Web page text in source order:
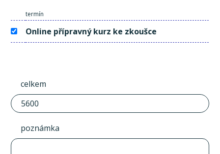
termín
Online přípravný kurz ke zkoušce
celkem
poznámka